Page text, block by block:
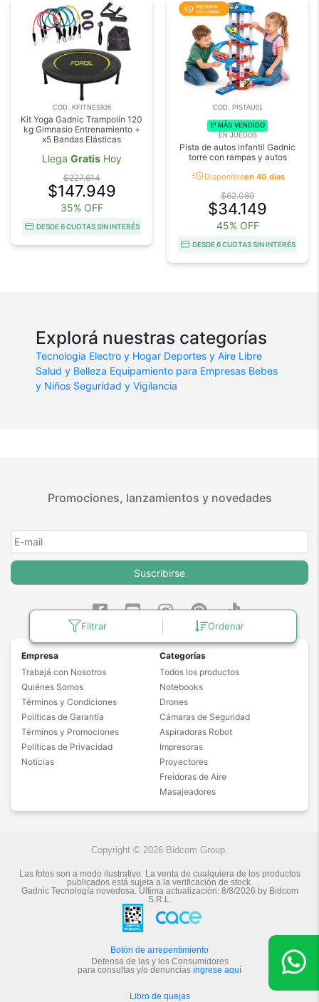
Filtrar Ordenar
COD. KFITNES926
Kit Yoga Gadnic Trampolín 120
kg Gimnasio Entrenamiento +
x5 Bandas Elásticas
Llega GratisHoy
$227.614
$147.949
35% OFF
DESDE 6 CUOTAS SIN INTERÉS
COD. PISTAU01
1º MÁS VENDIDO
EN JUEGOS
Pista de autos infantil Gadnic
torre con rampas y autos
acuteDisponibleen 40 días
$62.089
$34.149
45% OFF
DESDE 6 CUOTAS SIN INTERÉS
Explorá nuestras categorías
Tecnologia Electro y Hogar Deportes y Aire Libre
Salud y Belleza Equipamiento para Empresas Bebes
y Niños Seguridad y Vigilancia
Promociones, lanzamientos y novedades
Suscribirse
Empresa
Trabajá con Nosotros
Quiénes Somos
Términos y Condiciones
Políticas de Garantía
Términos y Promociones
Políticas de Privacidad
Noticias
Categorías
Todos los productos
Notebooks
Drones
Cámaras de Seguridad
Aspiradoras Robot
Impresoras
Proyectores
Freidoras de Aire
Masajeadores
Copyright © 2026 Bidcom Group.
Las fotos son a modo ilustrativo. La venta de cualquiera de los productos
publicados está sujeta a la verificación de stock.
Gadnic Tecnología novedosa. Última actualización: 8/8/2026 by Bidcom
S.R.L.
Botón de arrepentimiento
Defensa de las y los Consumidores
para consultas y/o denuncias ingrese aquí
Libro de quejas